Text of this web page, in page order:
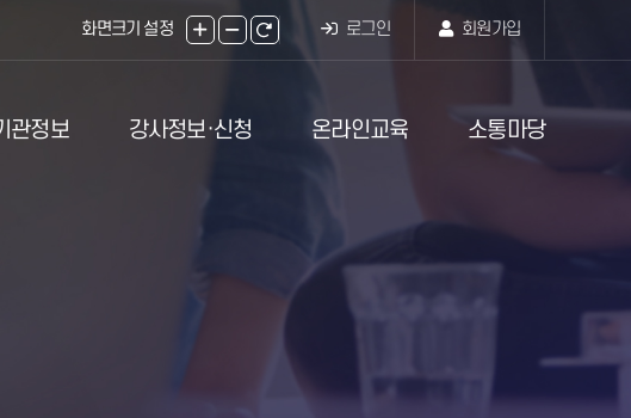
화면크기 설정 로그인 회원가입
주메
관정보 강사정보·신청 온라인교육 소통마당